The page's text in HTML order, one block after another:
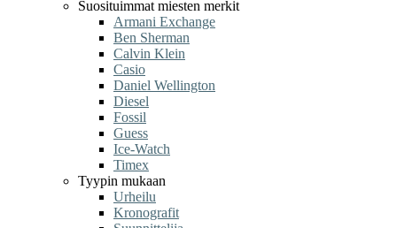
Suosituimmat miesten merkit
Armani Exchange
Ben Sherman
Calvin Klein
Casio
Daniel Wellington
Diesel
Fossil
Guess
Ice-Watch
Timex
Tyypin mukaan
Urheilu
Kronografit